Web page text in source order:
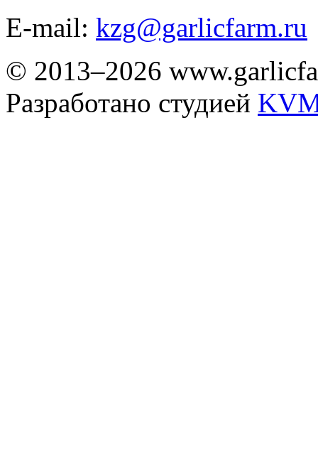
E-mail: kzg@garlicfarm.ru
© 2013–2026
Разработано студией